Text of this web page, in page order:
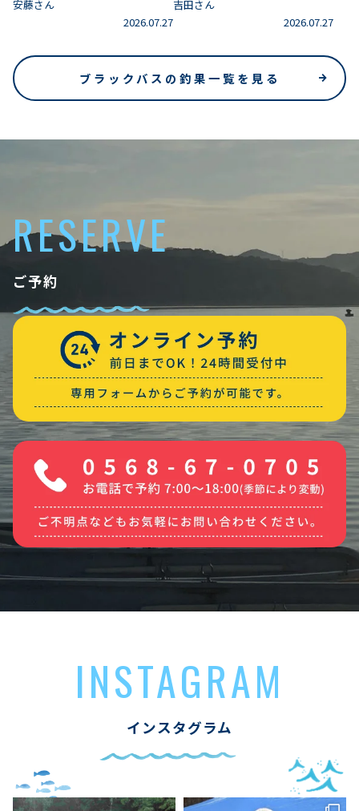
安藤さん
2026.07.27
吉田さん
2026.07.27
ブラックバスの釣果一覧を見る
RESERVE
ご予約
INSTAGRAM
インスタグラム